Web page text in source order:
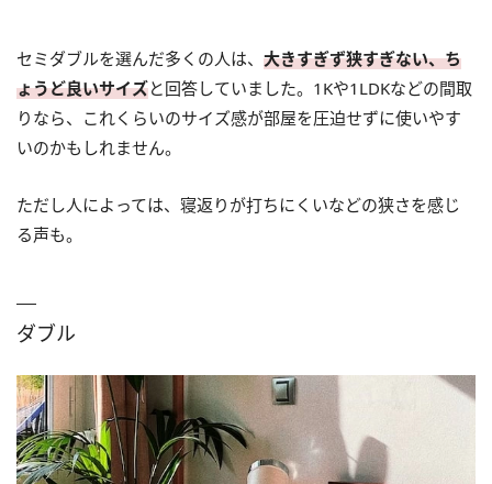
セミダブルを選んだ多くの人は、 大きすぎず狭すぎない、ち
ょうど良いサイズと回答していました。1Kや1LDKなどの間取
りなら、これくらいのサイズ感が部屋を圧迫せずに使いやす
いのかもしれません。
ただし人によっては、寝返りが打ちにくいなどの狭さを感じ
る声も。
ダブル